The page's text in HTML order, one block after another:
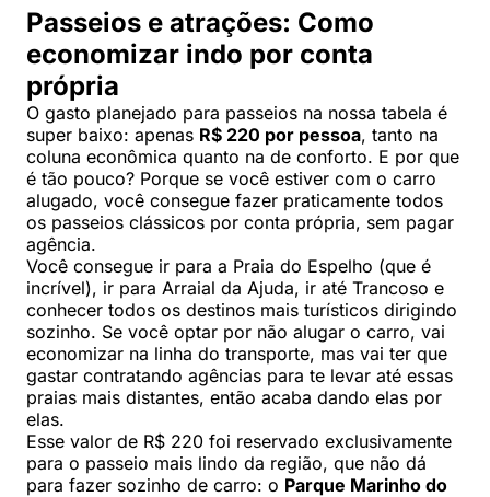
Passeios e atrações: Como
economizar indo por conta
própria
O gasto planejado para passeios na nossa tabela é
super baixo: apenas R$ 220 por pessoa, tanto na
coluna econômica quanto na de conforto. E por que
é tão pouco? Porque se você estiver com o carro
alugado, você consegue fazer praticamente todos
os passeios clássicos por conta própria, sem pagar
agência.
Você consegue ir para a Praia do Espelho (que é
incrível), ir para Arraial da Ajuda, ir até Trancoso e
conhecer todos os destinos mais turísticos dirigindo
sozinho. Se você optar por não alugar o carro, vai
economizar na linha do transporte, mas vai ter que
gastar contratando agências para te levar até essas
praias mais distantes, então acaba dando elas por
elas.
Esse valor de R$ 220 foi reservado exclusivamente
para o passeio mais lindo da região, que não dá
para fazer sozinho de carro: o Parque Marinho do